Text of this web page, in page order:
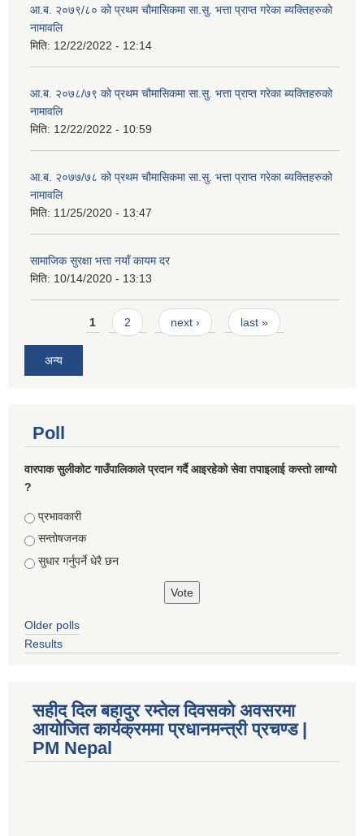
आ.ब. २०७९/८० को प्रथम चौमासिकमा सा.सु. भत्ता प्राप्त गरेका ब्यक्तिहरुको
नामावलि
मिति: 12/22/2022 - 12:14
आ.ब. २०७८/७९ को प्रथम चौमासिकमा सा.सु. भत्ता प्राप्त गरेका ब्यक्तिहरुको
नामावलि
मिति: 12/22/2022 - 10:59
आ.ब. २०७७/७८ को प्रथम चौमासिकमा सा.सु. भत्ता प्राप्त गरेका ब्यक्तिहरुको
नामावलि
मिति: 11/25/2020 - 13:47
सामाजिक सुरक्षा भत्ता नयाँ कायम दर
मिति: 10/14/2020 - 13:13
Pages1 2 next › last »
अन्य
Poll
वारपाक सुलीकोट गाउँपालिकाले प्रदान गर्दै आइरहेको सेवा तपाइलाई कस्तो लाग्यो
?
Choices
प्रभावकारी
सन्तोषजनक
सुधार गर्नुपर्ने धेरै छन
Older polls
Results
सहीद दिल बहादुर रम्तेल दिवसको अवसरमा
आयोजित कार्यक्रममा प्रधानमन्त्री प्रचण्ड |
PM Nepal